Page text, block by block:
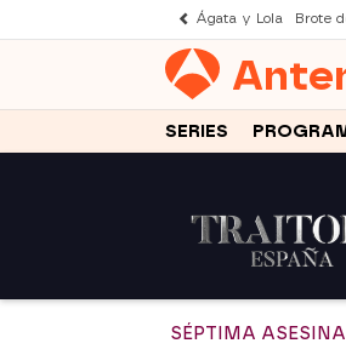
Ágata y Lola Brote
SERIES
SÉPTIMA